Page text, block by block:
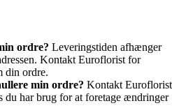
ordre? Leveringstiden afhænger
Kontakt Euroflorist for
din ordre.
min ordre? Kontakt Euroflorist
du har brug for at foretage ændringer